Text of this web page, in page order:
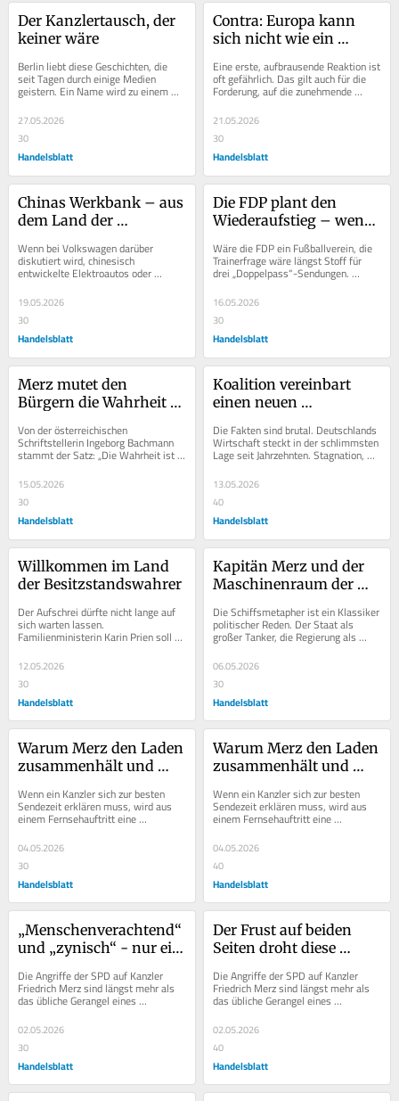
Der Kanzlertausch, der
keiner wäre
Berlin liebt diese Geschichten, die
seit Tagen durch einige Medien
geistern. Ein Name wird zu einem
Problem erklärt, ein anderer Name
zur Lösung:...
27.05.2026
30
Handelsblatt
Contra: Europa kann
sich nicht wie ein
Zöllen gegen China
auflehnen
Eine erste, aufbrausende Reaktion ist
oft gefährlich. Das gilt auch für die
Forderung, auf die zunehmende
Wirtschaftsmacht Chinas von
europäischer...
21.05.2026
30
Handelsblatt
Chinas Werkbank – aus
dem Land der
Fertigungsstandort
Wenn bei Volkswagen darüber
diskutiert wird, chinesisch
entwickelte Elektroautos oder
Werk zu bauen, ist das nicht nur...
19.05.2026
30
Handelsblatt
Die FDP plant den
Wiederaufstieg – wenn
Wäre die FDP ein Fußballverein, die
Trainerfrage wäre längst Stoff für
drei „Doppelpass“-Sendungen.
Braucht dieser Klub, der gerade aus
der...
16.05.2026
30
Handelsblatt
Merz mutet den
Bürgern die Wahrheit
so
Von der österreichischen
Schriftstellerin Ingeborg Bachmann
stammt der Satz: „Die Wahrheit ist
dem Menschen zumutbar.“ Friedrich
Merz hat in...
15.05.2026
30
Handelsblatt
Koalition vereinbart
einen neuen
geht's nicht weiter
Die Fakten sind brutal. Deutschlands
Wirtschaft steckt in der schlimmsten
Lage seit Jahrzehnten. Stagnation,
ausbleibende Investitionen,...
13.05.2026
40
Handelsblatt
Willkommen im Land
der Besitzstandswahrer
Der Aufschrei dürfte nicht lange auf
sich warten lassen.
Familienministerin Karin Prien soll
einsparen. Man kann...
12.05.2026
30
Handelsblatt
Kapitän Merz und der
Maschinenraum der
Die Schiffsmetapher ist ein Klassiker
politischer Reden. Der Staat als
großer Tanker, die Regierung als
Crew und der Kanzler als Kapitän, der
auf...
06.05.2026
30
Handelsblatt
Warum Merz den Laden
zusammenhält und
Wenn ein Kanzler sich zur besten
Sendezeit erklären muss, wird aus
einem Fernsehauftritt eine
Friedrich Merz (CDU)...
04.05.2026
30
Handelsblatt
Warum Merz den Laden
zusammenhält und
Wenn ein Kanzler sich zur besten
Sendezeit erklären muss, wird aus
einem Fernsehauftritt eine
Friedrich Merz hat...
04.05.2026
40
Handelsblatt
„Menschenverachtend“
und „zynisch“ - nur ein
Abwärtsspirale
Die Angriffe der SPD auf Kanzler
Friedrich Merz sind längst mehr als
das übliche Gerangel eines
schwierigen Regierungsbündnisses.
Lars Klingbeil,...
02.05.2026
30
Handelsblatt
Der Frust auf beiden
Seiten droht diese
Die Angriffe der SPD auf Kanzler
Friedrich Merz sind längst mehr als
das übliche Gerangel eines
schwierigen Regierungsbündnisses.
Lars Klingbeil,...
02.05.2026
40
Handelsblatt